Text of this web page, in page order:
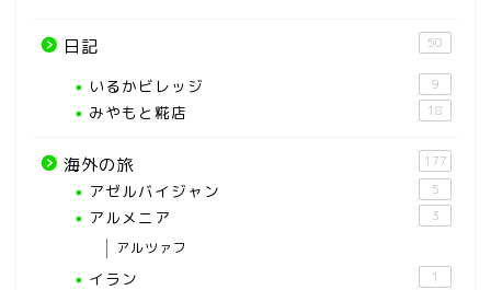
日記 50
いるかビレッジ 9
みやもと糀店 18
海外の旅 177
アゼルバイジャン 5
アルメニア 3
アルツァフ
イラン 1